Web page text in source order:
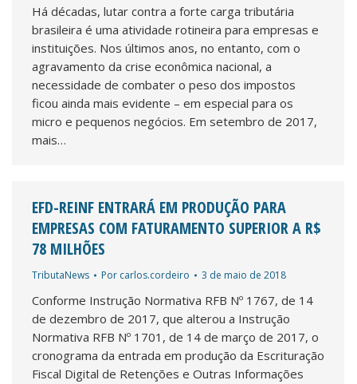
Há décadas, lutar contra a forte carga tributária
brasileira é uma atividade rotineira para empresas e
instituições. Nos últimos anos, no entanto, com o
agravamento da crise econômica nacional, a
necessidade de combater o peso dos impostos
ficou ainda mais evidente – em especial para os
micro e pequenos negócios. Em setembro de 2017,
mais…
EFD-REINF ENTRARÁ EM PRODUÇÃO PARA
EMPRESAS COM FATURAMENTO SUPERIOR A R$
78 MILHÕES
TributaNews Por carlos.cordeiro 3 de maio de 2018
Conforme Instrução Normativa RFB Nº 1767, de 14
de dezembro de 2017, que alterou a Instrução
Normativa RFB Nº 1701, de 14 de março de 2017, o
cronograma da entrada em produção da Escrituração
Fiscal Digital de Retenções e Outras Informações